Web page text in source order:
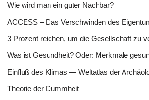
Wie wird man ein guter Nachbar?
ACCESS – Das Verschwinden des
3 Prozent reichen, um die Gesellschaft zu
Was ist Gesundheit? Oder: Merkmale
Einfluß des Klimas — Weltatlas der
Theorie der Dummheit